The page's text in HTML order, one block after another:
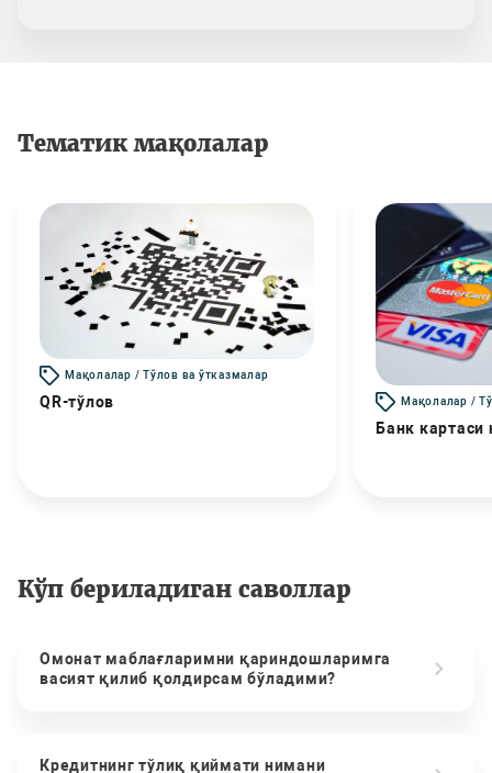
Тематик мақолалар
Мақолалар / Тўлов ва ўтказмалар
QR-тўлов Мақолалар /
Банк картаси
Кўп бериладиган саволлар
Омонат маблағларимни қариндошларимга
васият қилиб қолдирсам бўладими?
Кредитнинг тўлиқ қиймати нимани